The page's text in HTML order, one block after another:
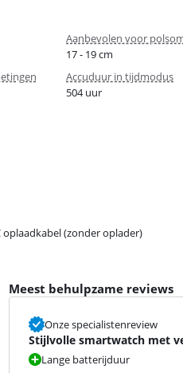
Aanbevolen voor
17 - 19 cm
Accuduur in tijdmodus
504 uur
oplaadkabel (zonder oplader)
Meest behulpzame reviews
Onze specialistenreview
Stijlvolle smartwatch met
Lange batterijduur